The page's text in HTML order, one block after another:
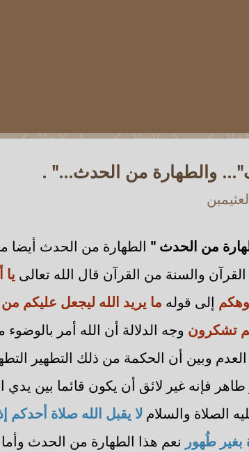
والطهارة من الحدث..." .
من الحدث " الطهارة من الحدث أيضا
والسنة من القرآن قال الله تعالى
إلى قوله ما يريد الله ليجعل عليكم
تشكرون وجه الدلالة أن الله أمر
العدم وبين أن الحكمة من ذلك التطهير
فإنه غير لائق أن يكون قائما بين
الصلاة والسلام لا يقبل الله صلاة
بغير طُهور نعم هذا الطهارة من الحدث